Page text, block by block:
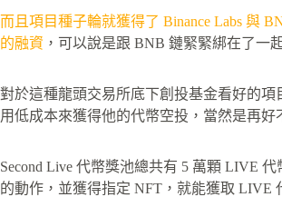
而且項目種子輪就獲得了 Binance Labs 與
的融資 ，可以說是跟 BNB 鏈緊緊綁在了一
對於這種龍頭交易所底下創投基金看好的項
用低成本來獲得他的代幣空投，當然是再好
Second Live 代幣獎池總共有 5 萬顆 LIVE
的動作，並獲得指定 NFT，就能獲取 LIVE